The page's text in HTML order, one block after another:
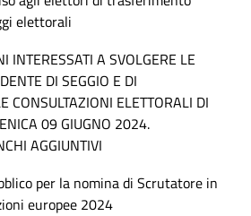
elettorali
INTERESSATI A SVOLGERE LE
DI SEGGIO E DI
CONSULTAZIONI ELETTORALI DI
09 GIUGNO 2024.
AGGIUNTIVI
per la nomina di Scrutatore in
europee 2024